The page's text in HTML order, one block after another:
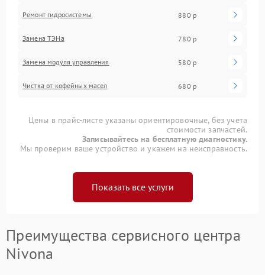
Ремонт гидросистемы 880 р
Замена ТЭНа 780 р
Замена модуля управления 580 р
Чистка от кофейных масел 680 р
Цены в прайс-листе указаны ориентировочные, без учета
стоимости запчастей.
Записывайтесь на бесплатную диагностику.
Мы проверим ваше устройство и укажем на неисправность.
Показать все услуги
Преимущества сервисного центра
Nivona